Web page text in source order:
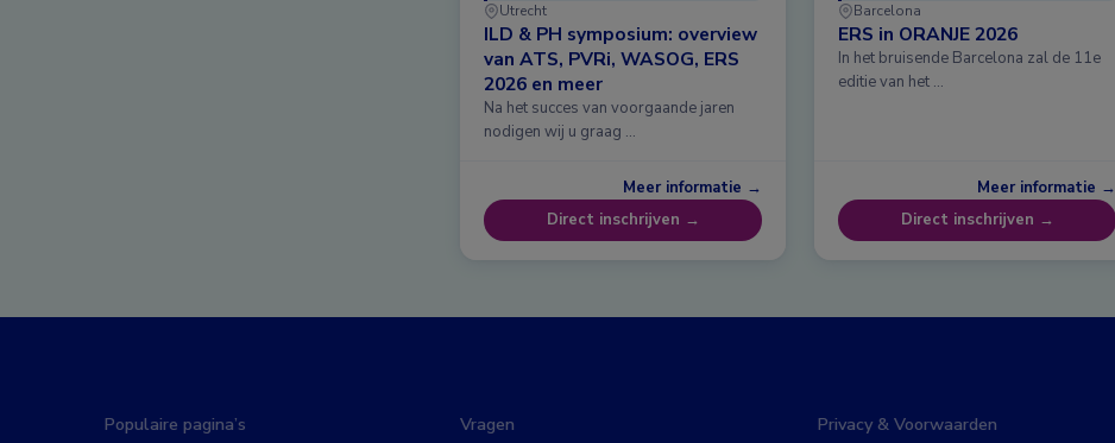
Utrecht
ILD & PH symposium: overview
van ATS, PVRi, WASOG, ERS
2026 en meer
Na het succes van voorgaande jaren
nodigen wij u graag …
Meer informatie →
Direct inschrijven →
Barcelona
ERS in ORANJE 2026
In het bruisende Barcelona zal de 11e
editie van het …
Meer informatie →
Direct inschrijven →
Populaire pagina’s
Vragen
Privacy & Voorwaarden